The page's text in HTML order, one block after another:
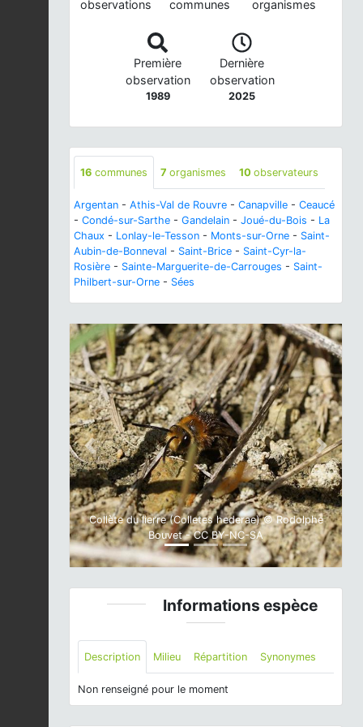
observations communes organismes
Première
observation
1989
Dernière
observation
2025
16 communes 7 organismes 10 observateurs
Argentan - Athis-Val de Rouvre - Canapville - Ceaucé
- Condé-sur-Sarthe - Gandelain - Joué-du-Bois - La
Chaux - Lonlay-le-Tesson - Monts-sur-Orne - Saint-
Aubin-de-Bonneval - Saint-Brice - Saint-Cyr-la-
Rosière - Sainte-Marguerite-de-Carrouges - Saint-
Philbert-sur-Orne - Sées
Collète du lierre (Colletes hederae) © Rodolphe
Bouvet - CC BY-NC-SA
Previous Next
Informations espèce
Description Milieu Répartition Synonymes
Non renseigné pour le moment